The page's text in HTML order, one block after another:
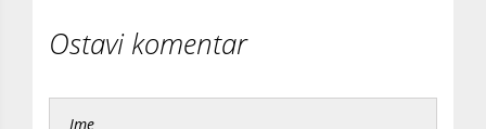
Ostavi komentar